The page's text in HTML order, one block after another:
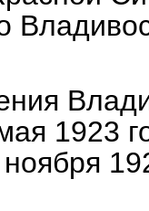
1923